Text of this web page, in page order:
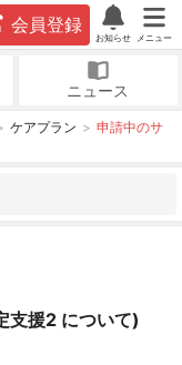
会員登録
お知らせ メニュー
ニュース
ケアプラン
申請中のサ
支援2 について)